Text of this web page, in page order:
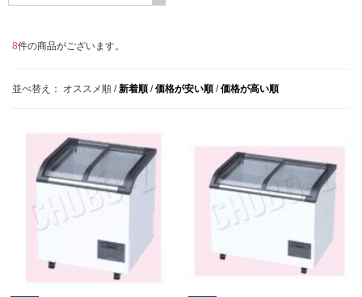
8件の商品がございます。
並べ替え： オススメ順 /新着順 /価格が安い順 /価格が高い順